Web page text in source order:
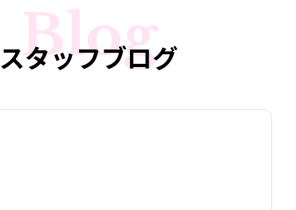
スタッフブログ
Blog